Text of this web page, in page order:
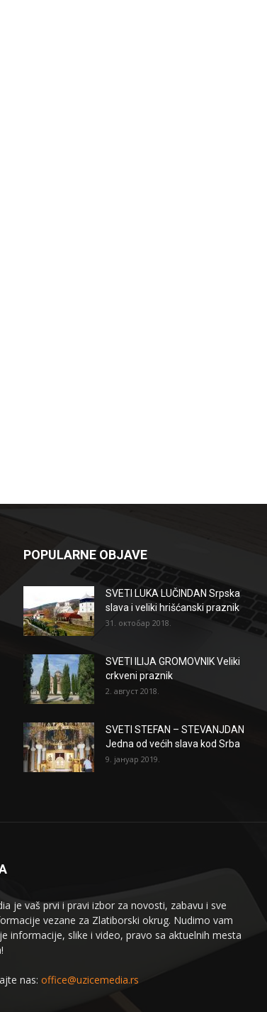
POPULARNE OBJAVE
SVETI LUKA LUČINDAN Srpska
slava i veliki hrišćanski praznik
31. октобар 2018.
SVETI ILIJA GROMOVNIK Veliki
crkveni praznik
2. август 2018.
SVETI STEFAN – STEVANJDAN
Jedna od većih slava kod Srba
9. јануар 2019.
je vaš prvi i pravi izbor za novosti, zabavu i sve
vezane za Zlatiborski okrug. Nudimo vam
informacije, slike i video, pravo sa aktuelnih mesta
nas: office@uzicemedia.rs